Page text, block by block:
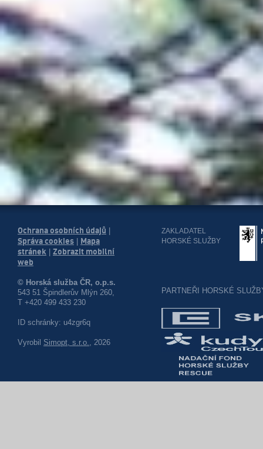
Ochrana osobních údajů
Správa cookies
Mapa
stránek
Zobrazit mobilní
web
© Horská služba ČR, o.p.s.
543 51 Špindlerův Mlýn 260,
T +420 499 433 230
ID schránky: u4zgr6q
Vyrobil Simopt, s.r.o., 2026
ZAKLADATEL
HORSKÉ SLUŽBY
PARTNEŘI HORSKÉ